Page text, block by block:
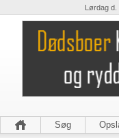
Lørdag
Søg